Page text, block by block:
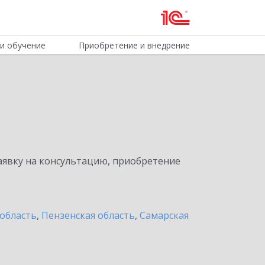
обучение Приобретение и внедрение
на консультацию, приобретение
, Пензенская область, Самарская